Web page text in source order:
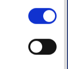
qualsiasi
facendo clic